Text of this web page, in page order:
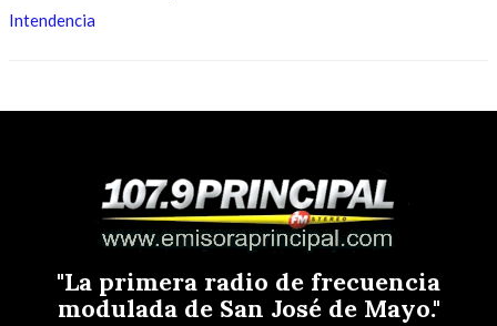
Intendencia
"La primera radio de frecuencia
modulada de San José de Mayo."